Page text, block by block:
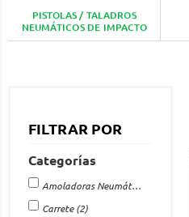
PISTOLAS / TALADROS
NEUMÁTICOS DE IMPACTO
FILTRAR POR
Categorías
Amoladoras Neumáticas
Carrete(2)